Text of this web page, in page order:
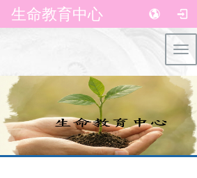
生命教育中心